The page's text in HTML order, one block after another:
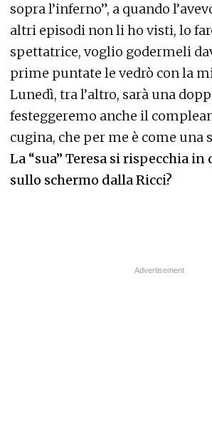
sopra l’inferno”, a quando
altri episodi non li ho visti, lo
spettatrice, voglio godermeli
prime puntate le vedrò con la
Lunedì, tra l’altro, sarà una
festeggeremo anche il
cugina, che per me è come una
La “sua” Teresa si rispecchia
sullo schermo dalla Ricci?